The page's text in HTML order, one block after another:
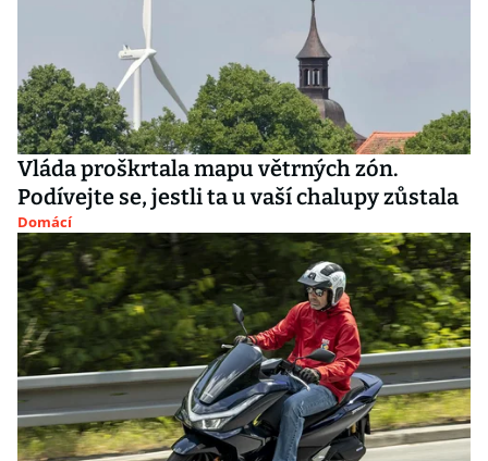
Vláda proškrtala mapu větrných zón.
Podívejte se, jestli ta u vaší chalupy zůstala
Domácí